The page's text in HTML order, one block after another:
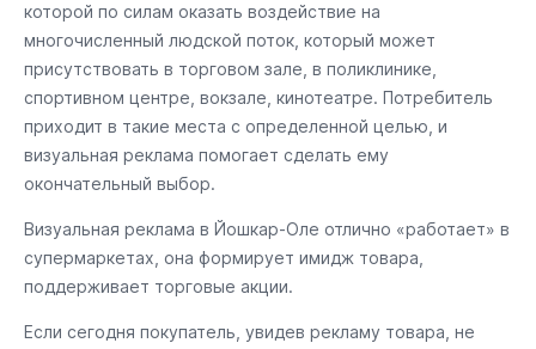
которой по силам оказать воздействие на
многочисленный людской поток, который может
присутствовать в торговом зале, в поликлинике,
спортивном центре, вокзале, кинотеатре. Потребитель
приходит в такие места с определенной целью, и
визуальная реклама помогает сделать ему
окончательный выбор.
Визуальная реклама в Йошкар-Оле отлично «работает» в
супермаркетах, она формирует имидж товара,
поддерживает торговые акции.
Если сегодня покупатель, увидев рекламу товара, не